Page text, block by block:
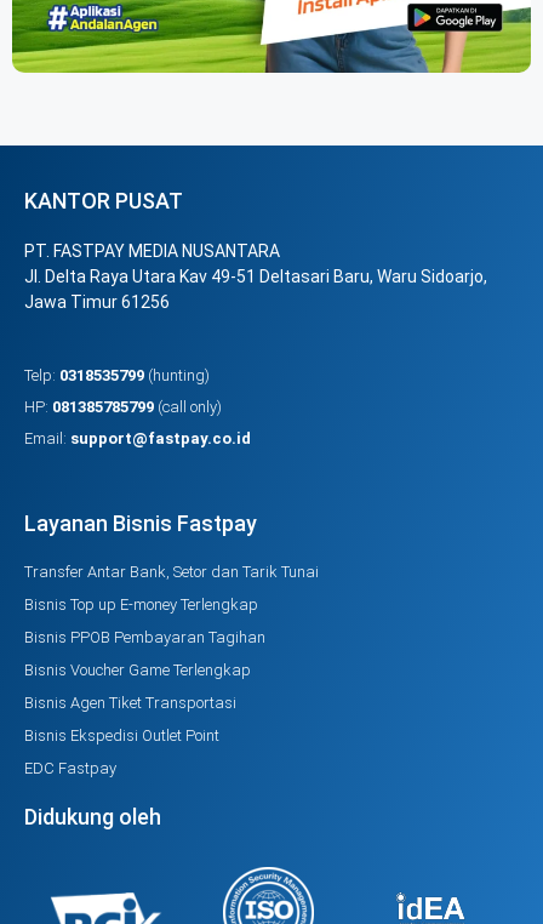
KANTOR PUSAT
PT. FASTPAY MEDIA NUSANTARA
Jl. Delta Raya Utara Kav 49-51 Deltasari Baru, Waru Sidoarjo,
Jawa Timur 61256
Telp: 0318535799 (hunting)
HP: 081385785799 (call only)
Email: support@fastpay.co.id
Layanan Bisnis Fastpay
Transfer Antar Bank, Setor dan Tarik Tunai
Bisnis Top up E-money Terlengkap
Bisnis PPOB Pembayaran Tagihan
Bisnis Voucher Game Terlengkap
Bisnis Agen Tiket Transportasi
Bisnis Ekspedisi Outlet Point
EDC Fastpay
Didukung oleh